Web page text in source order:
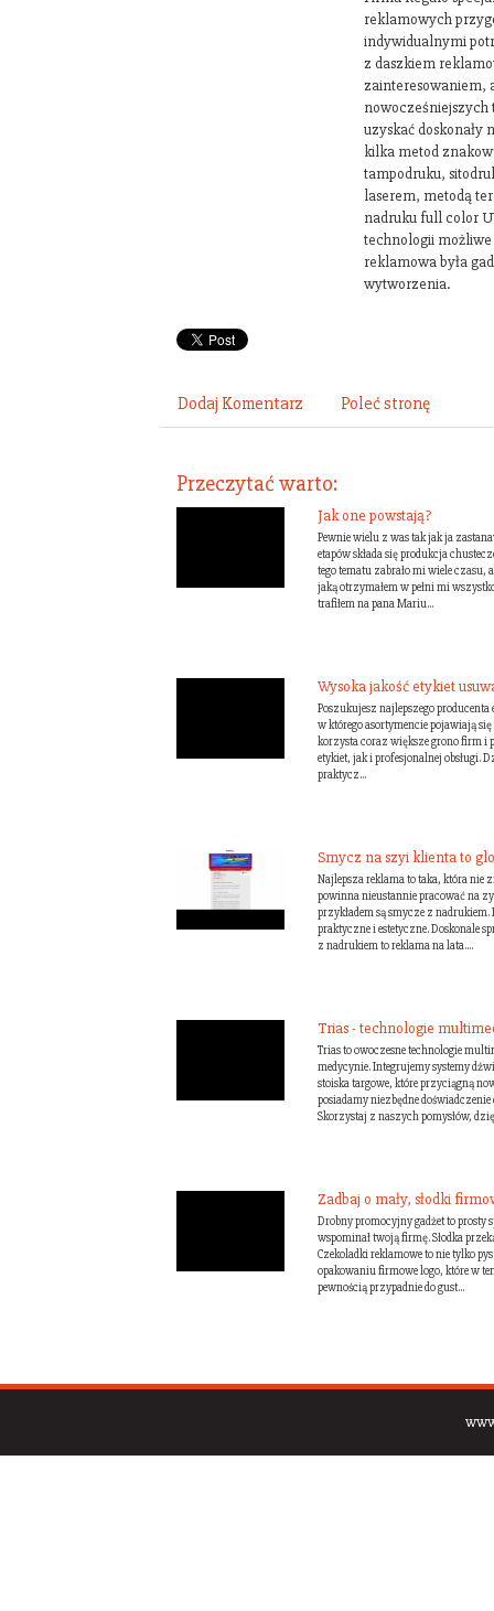
reklamowych
indywidualnymi
z daszkiem
zainteresowaniem,
uzyskać doskonały
kilka metod
tampodruku,
laserem, metodą
nadruku full color
technologii
reklamowa była
wytworzenia.
Dodaj Komentarz Poleć stronę
Przeczytać warto:
Jak one powstają?
Pewnie wielu z was tak jak ja
etapów składa się produkcja
tego tematu zabrało mi wiele
jaką otrzymałem w pełni mi
trafiłem na pana Mariu...
Wysoka jakość etykiet
Poszukujesz najlepszego
w którego asortymencie pojawiają
korzysta coraz większe grono firm i
etykiet, jak i profesjonalnej obsługi.
praktycz...
Smycz na szyi klienta to
Najlepsza reklama to taka, która nie
powinna nieustannie pracować na
przykładem są smycze z
praktyczne i estetyczne. Doskonale
z nadrukiem to reklama na lata....
Trias - technologie
Trias to owoczesne technologie
medycynie. Integrujemy systemy
stoiska targowe, które przyciągną
posiadamy niezbędne
Skorzystaj z naszych pomysłów,
Zadbaj o mały, słodki
Drobny promocyjny gadżet to prosty
wspominał twoją firmę. Słodka
Czekoladki reklamowe to nie tylko
opakowaniu firmowe logo, które w
pewnością przypadnie do gust...